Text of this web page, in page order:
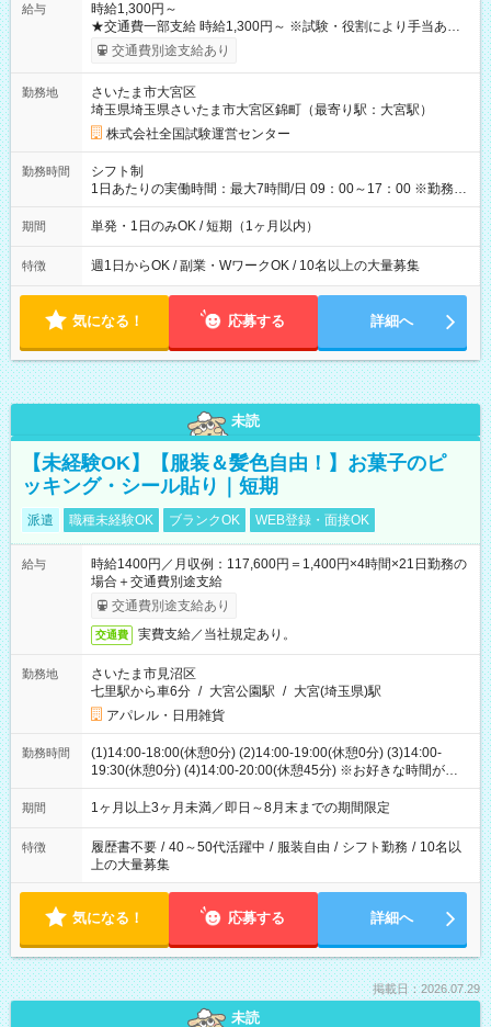
給与
時給1,300円～
★交通費一部支給 時給1,300円～ ※試験・役割により手当あり
※勤務回数により昇給あり 【即給（前払い）オプションあ
り！】 希望される場合、勤務から1週間ほどで給与の一部を受け
例】 ・河合塾模擬試験 8:30～17:30（休憩1時間） 時給1,300円
×8時間＝日収10,400円＋交通費 ※当日の役割により時給＋100
円の場合あり ・国家試験 7:00～13:30（休憩なし） 時給1,300
円（役割手当＋100円）×6時間＝日収8,400円＋交通費 【試用期
間】試用期間なし
交通費別途支給あり
勤務地
さいたま市大宮区
埼玉県埼玉県さいたま市大宮区錦町（最寄り駅：大宮駅）
株式会社全国試験運営センター
勤務時間
シフト制
1日あたりの実働時間：最大7時間/日 09：00～17：00 ※勤務時
間は 試験により異なります。
期間 単発・1日のみOK / 短期（1ヶ月以内）
特徴 週1日からOK / 副業・WワークOK / 10名以上の大量募集
気になる！ 応募する 詳細へ
未読
【未経験OK】【服装＆髪色自由！】お菓子のピ
ッキング・シール貼り｜短期
派遣 職種未経験OK ブランクOK WEB登録・面接OK
給与
時給1400円／月収例：117,600円＝1,400円×4時間×21日勤務の
場合＋交通費別途支給
交通費別途支給あり
交通費 実費支給／当社規定あり。
勤務地
さいたま市見沼区
七里駅から車6分 / 大宮公園駅 / 大宮(埼玉県)駅
アパレル・日用雑貨
勤務時間
(1)14:00-18:00(休憩0分) (2)14:00-19:00(休憩0分) (3)14:00-
19:30(休憩0分) (4)14:00-20:00(休憩45分) ※お好きな時間が選べ
ます
期間 1ヶ月以上3ヶ月未満／即日～8月末までの期間限定
特徴 履歴書不要 / 40～50代活躍中 / 服装自由 / シフト勤務 / 10名以
上の大量募集
気になる！ 応募する 詳細へ
掲載日：2026.07.29
未読